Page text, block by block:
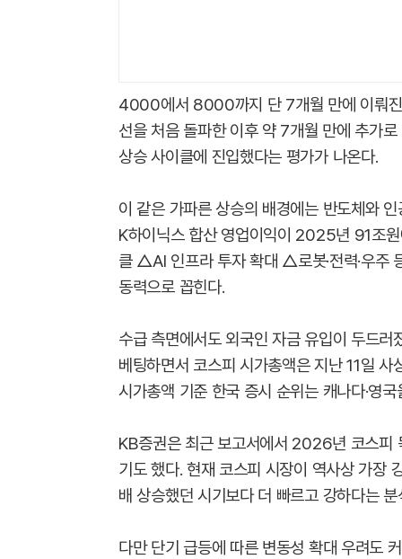
4000에서 8000까지 단 7개월 만에 이뤄
선을 처음 돌파한 이후 약 7개월 만에 추가
상승 사이클에 진입했다는 평가가 나온다.
이 같은 가파른 상승의 배경에는 반도체와
K하이닉스 합산 영업이익이 2025년 91조
클 △AI 인프라 투자 확대 △로봇·전력·우주
동력으로 꼽힌다.
수급 측면에서도 외국인 자금 유입이 두드
베팅하면서 코스피 시가총액은 지난 11일
시가총액 기준 한국 증시 순위는 캐나다·영
KB증권은 최근 보고서에서 2026년 코스
기도 했다. 현재 코스피 시장이 역사상 가
배 상승했던 시기보다 더 빠르고 강하다는 분
다만 단기 급등에 따른 변동성 확대 우려도